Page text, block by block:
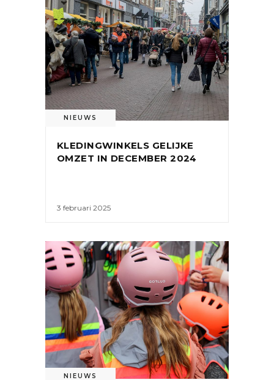
NIEUWS
KLEDINGWINKELS GELIJKE
OMZET IN DECEMBER 2024
3 februari 2025
NIEUWS